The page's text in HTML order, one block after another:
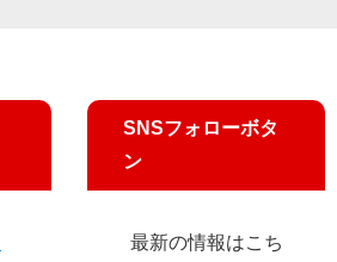
候
落
物
ど
SNSフォローボタ
ン
最新の情報はこち